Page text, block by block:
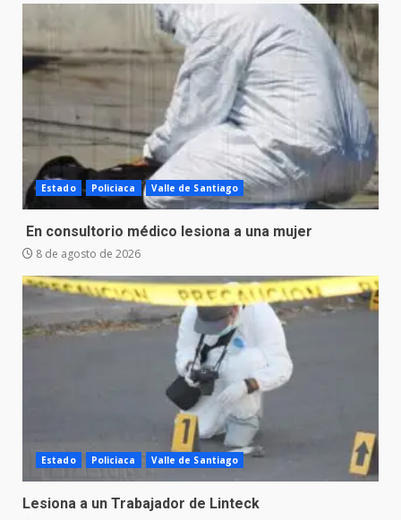
Estado Policiaca Valle de Santiago
En consultorio médico lesiona a una mujer
8 de agosto de 2026
Estado Policiaca Valle de Santiago
Lesiona a un Trabajador de Linteck